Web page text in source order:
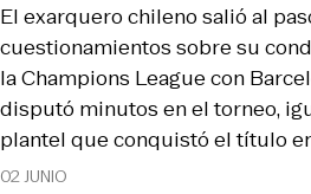
02 JUNIO
El exarquero chileno salió al
cuestionamientos sobre su
la Champions League con
disputó minutos en el torneo,
plantel que conquistó el título